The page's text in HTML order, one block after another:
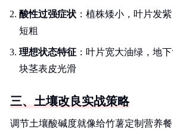
酸性过强症状 ：植株矮小，叶片发
短粗
理想状态特征 ：叶片宽大油绿，地
块茎表皮光滑
三、土壤改良实战策略
调节土壤酸碱度就像给竹薯定制营养餐